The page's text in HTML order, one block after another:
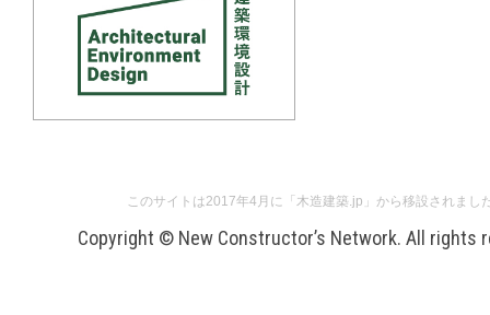
このサイトは2017年4月に「木造建築.jp」から移設されまし
Copyright © New Constructor’s Network. All rights